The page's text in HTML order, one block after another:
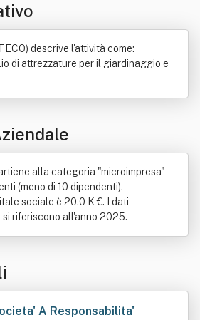
descrive l'attività come:
di attrezzature per il giardinaggio e
alla categoria "microimpresa"
(meno di 10 dipendenti).
sociale è 20.0 K €. I dati
riferiscono all'anno 2025.
A Responsabilita'